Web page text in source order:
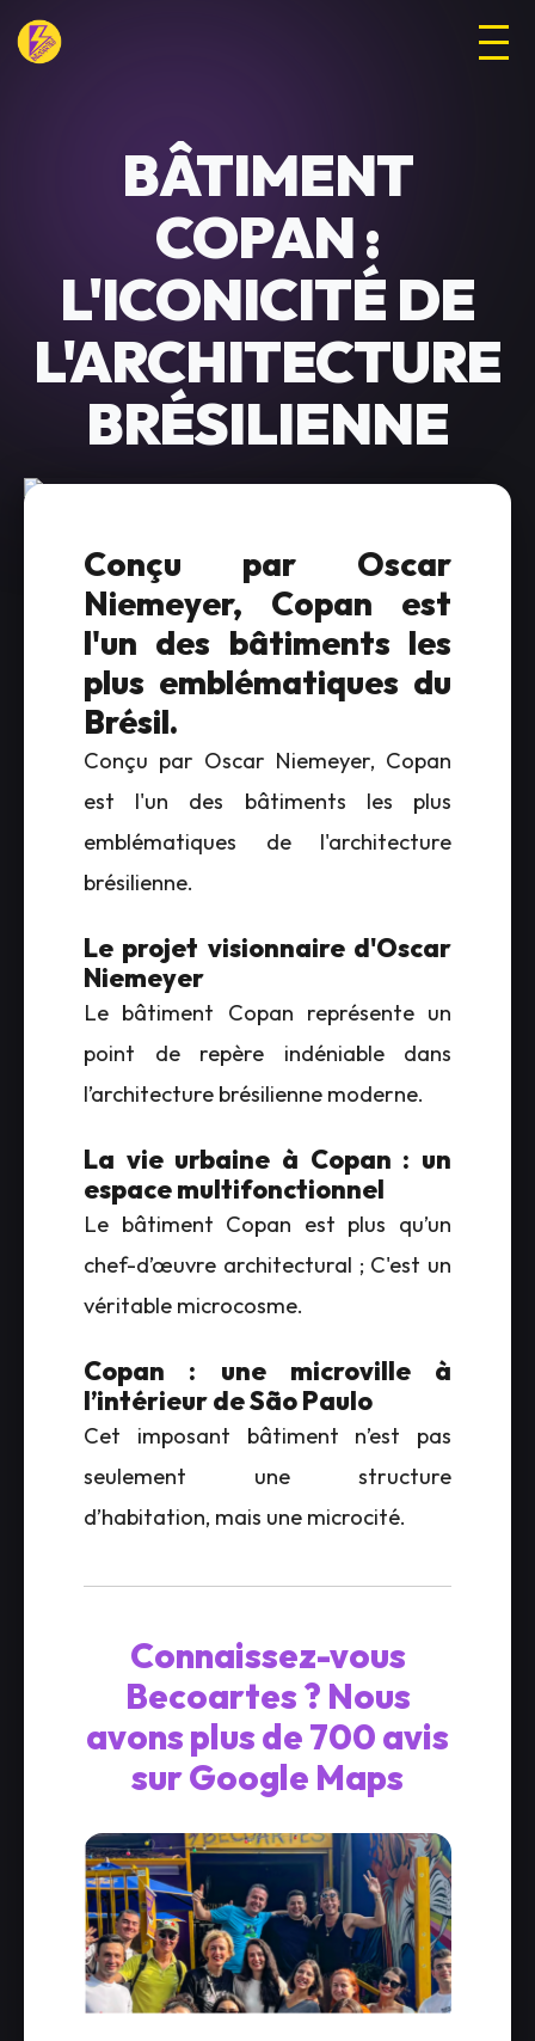
BÂTIMENT
COPAN :
L'ICONICITÉ DE
L'ARCHITECTURE
BRÉSILIENNE
Conçu par Oscar
Niemeyer, Copan est
l'un des bâtiments les
plus emblématiques du
Brésil.
Conçu par Oscar Niemeyer, Copan
est l'un des bâtiments les plus
emblématiques de l'architecture
brésilienne.
Le projet visionnaire d'Oscar
Niemeyer
Le bâtiment Copan représente un
point de repère indéniable dans
l’architecture brésilienne moderne.
La vie urbaine à Copan : un
espace multifonctionnel
Le bâtiment Copan est plus qu’un
chef-d’œuvre architectural ; C'est un
véritable microcosme.
Copan : une microville à
l’intérieur de São Paulo
Cet imposant bâtiment n’est pas
seulement une structure
d’habitation, mais une microcité.
Connaissez-vous
Becoartes ? Nous
avons plus de 700 avis
sur Google Maps